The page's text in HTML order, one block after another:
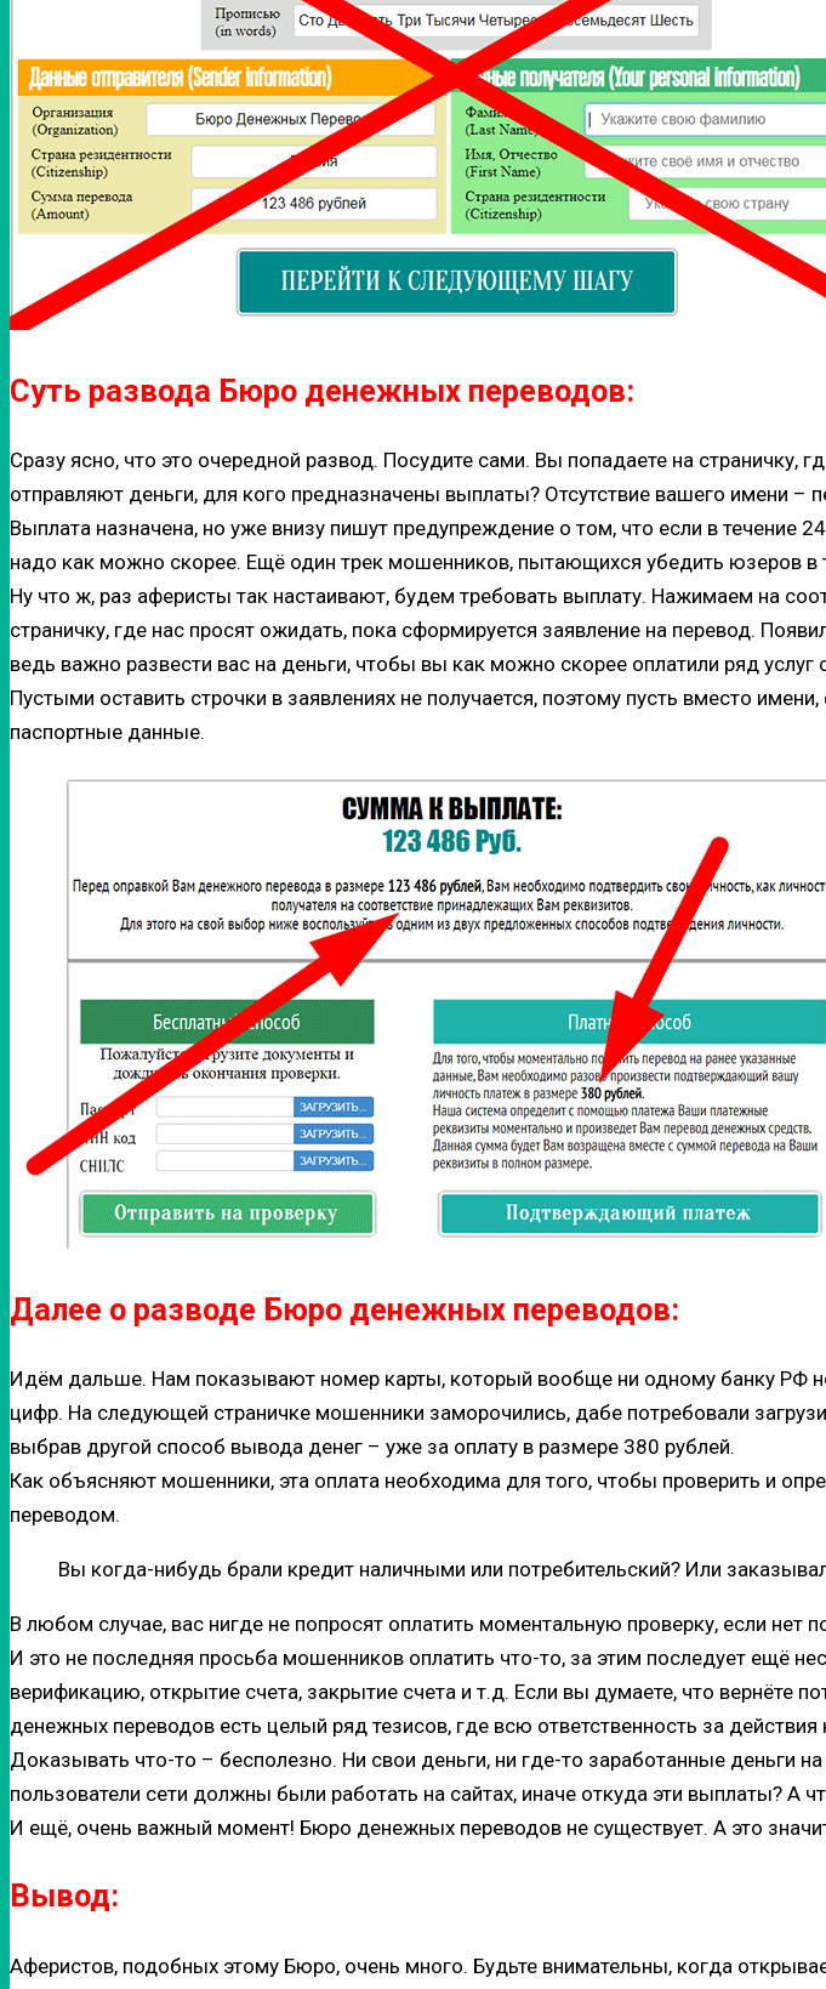
Суть развода Бюро денежных переводов:
Сразу ясно, что это очередной развод. Посудите сами. Вы попадаете на
отправляют деньги, для кого предназначены выплаты? Отсутствие вашего имени –
Выплата назначена, но уже внизу пишут предупреждение о том, что если в течение
надо как можно скорее. Ещё один трек мошенников, пытающихся убедить юзеров в
Ну что ж, раз аферисты так настаивают, будем требовать выплату. Нажимаем на
страничку, где нас просят ожидать, пока сформируется заявление на перевод.
ведь важно развести вас на деньги, чтобы вы как можно скорее оплатили ряд услуг
Пустыми оставить строчки в заявлениях не получается, поэтому пусть вместо
паспортные данные.
Далее о разводе Бюро денежных переводов:
Идём дальше. Нам показывают номер карты, который вообще ни одному банку РФ
цифр. На следующей страничке мошенники заморочились, дабе потребовали
выбрав другой способ вывода денег – уже за оплату в размере 380 рублей.
Как объясняют мошенники, эта оплата необходима для того, чтобы проверить и
переводом.
Вы когда-нибудь брали кредит наличными или потребительский? Или
В любом случае, вас нигде не попросят оплатить моментальную проверку, если нет
И это не последняя просьба мошенников оплатить что-то, за этим последует ещё
верификацию, открытие счета, закрытие счета и т.д. Если вы думаете, что вернёте
денежных переводов есть целый ряд тезисов, где всю ответственность за
Доказывать что-то – бесполезно. Ни свои деньги, ни где-то заработанные деньги
пользователи сети должны были работать на сайтах, иначе откуда эти выплаты? А
И ещё, очень важный момент! Бюро денежных переводов не существует. А это
Вывод:
Аферистов, подобных этому Бюро, очень много. Будьте внимательны, когда